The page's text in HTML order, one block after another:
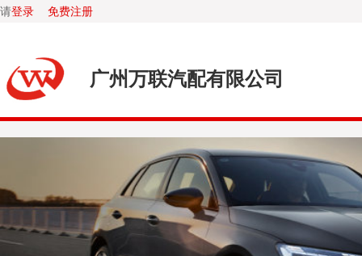
请登录 免费注册
广州万联汽配有限公司